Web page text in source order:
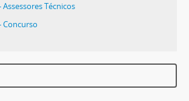
Técnicos
Concurso